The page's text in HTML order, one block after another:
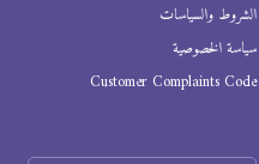
الشروط والسياسات
سياسة الخصوصية
Customer Complaints Code